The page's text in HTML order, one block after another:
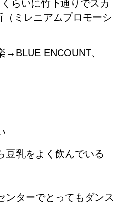
らいに竹下通りでスカ
（ミレニアムプロモーシ
→BLUE ENCOUNT、
豆乳をよく飲んでいる
ンターでとってもダンス